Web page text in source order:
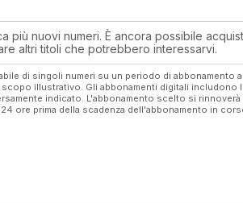
più nuovi numeri. È ancora possibile
altri titoli che potrebbero interessarvi.
di singoli numeri su un periodo di abbonamento
illustrativo. Gli abbonamenti digitali includono
indicato. L'abbonamento scelto si
ore prima della scadenza dell'abbonamento in